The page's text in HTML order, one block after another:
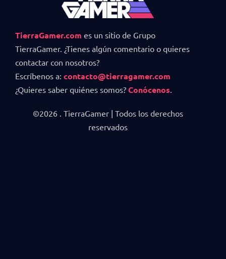
TierraGamer.com es un sitio de Grupo
TierraGamer. ¿Tienes algún comentario o quieres
contactar con nosotros?
Escríbenos a: contacto@tierragamer.com
¿Quieres saber quiénes somos? Conócenos.
©2026 . TierraGamer | Todos los derechos
reservados